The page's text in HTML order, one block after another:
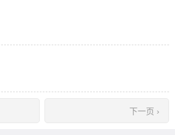
下一页 ›